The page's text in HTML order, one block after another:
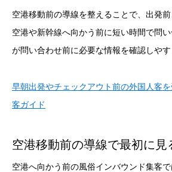
空港移動前の導線を整えることで、出発前
空港や新幹線へ向かう前に短い時間で問
が問い合わせ前に必要な情報を確認しやす
早朝出発やチェックアウト前の外国人客
客ガイド
空港移動前の導線で最初に見
空港へ向かう前の風俗インバウンド集客